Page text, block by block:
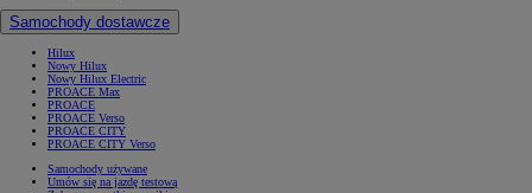
Samochody dostawcze
Hilux
Nowy Hilux
Nowy Hilux Electric
PROACE Max
PROACE
PROACE Verso
PROACE CITY
PROACE CITY Verso
Samochody używane
Umów się na jazdę testową